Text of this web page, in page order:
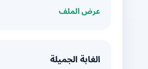
عرض الملف
الغابة الجميلة